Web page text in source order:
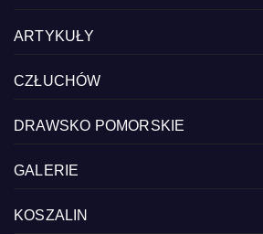
ARTYKUŁY
CZŁUCHÓW
DRAWSKO POMORSKIE
GALERIE
KOSZALIN